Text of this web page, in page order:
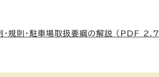
規則・駐車場取扱要綱の解説 （PDF 2.7